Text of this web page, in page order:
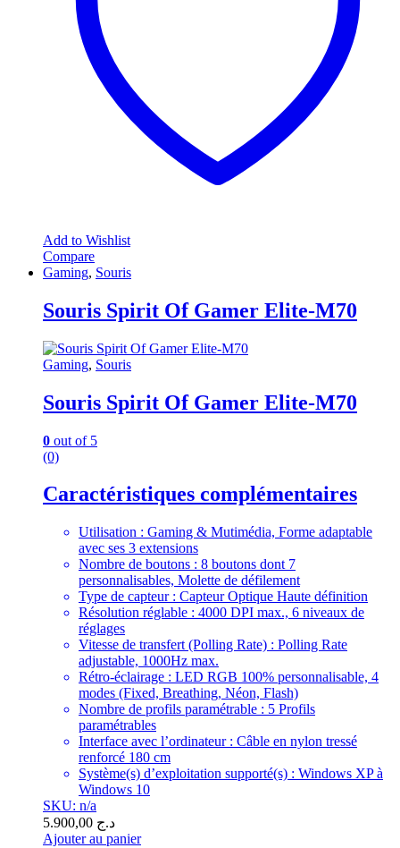
Add to Wishlist
Compare
Gaming, Souris
Souris Spirit Of Gamer Elite-M70
Gaming, Souris
Souris Spirit Of Gamer Elite-M70
0 out of 5
(0)
Caractéristiques complémentaires
Utilisation : Gaming & Mutimédia, Forme adaptable
avec ses 3 extensions
Nombre de boutons : 8 boutons dont 7
personnalisables, Molette de défilement
Type de capteur : Capteur Optique Haute définition
Résolution réglable : 4000 DPI max., 6 niveaux de
réglages
Vitesse de transfert (Polling Rate) : Polling Rate
adjustable, 1000Hz max.
Rétro-éclairage : LED RGB 100% personnalisable, 4
modes (Fixed, Breathing, Néon, Flash)
Nombre de profils paramétrable : 5 Profils
paramétrables
Interface avec l’ordinateur : Câble en nylon tressé
renforcé 180 cm
Système(s) d’exploitation supporté(s) : Windows XP à
Windows 10
SKU: n/a
د.ج
Ajouter au panier